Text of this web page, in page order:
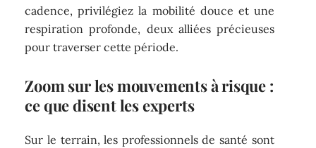
cadence, privilégiez la mobilité douce et une
respiration profonde, deux alliées précieuses
pour traverser cette période.
Zoom sur les mouvements à risque :
ce que disent les experts
Sur le terrain, les professionnels de santé sont